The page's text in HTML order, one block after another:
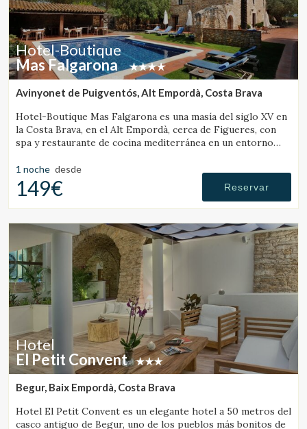
Hotel-Boutique
Mas Falgarona
Avinyonet de Puigventós, Alt Empordà, Costa Brava
Hotel-Boutique Mas Falgarona es una masía del siglo XV en
la Costa Brava, en el Alt Empordà, cerca de Figueres, con
spa y restaurante de cocina mediterránea en un entorno
1 noche desde
149€ Reservar
Hotel
El Petit Convent
Begur, Baix Empordà, Costa Brava
Hotel El Petit Convent es un elegante hotel a 50 metros del
casco antiguo de Begur, uno de los pueblos más bonitos de